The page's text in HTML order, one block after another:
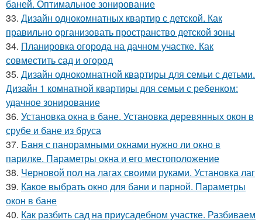
баней. Оптимальное зонирование
33. Дизайн однокомнатных квартир с детской. Как
правильно организовать пространство детской зоны
34. Планировка огорода на дачном участке. Как
совместить сад и огород
35. Дизайн однокомнатной квартиры для семьи с детьми.
Дизайн 1 комнатной квартиры для семьи с ребенком:
удачное зонирование
36. Установка окна в бане. Установка деревянных окон в
срубе и бане из бруса
37. Баня с панорамными окнами нужно ли окно в
парилке. Параметры окна и его местоположение
38. Черновой пол на лагах своими руками. Установка лаг
39. Какое выбрать окно для бани и парной. Параметры
окон в бане
40. Как разбить сад на приусадебном участке. Разбиваем